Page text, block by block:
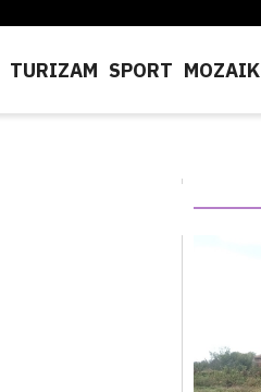
TURIZAM SPORT MOZAIK